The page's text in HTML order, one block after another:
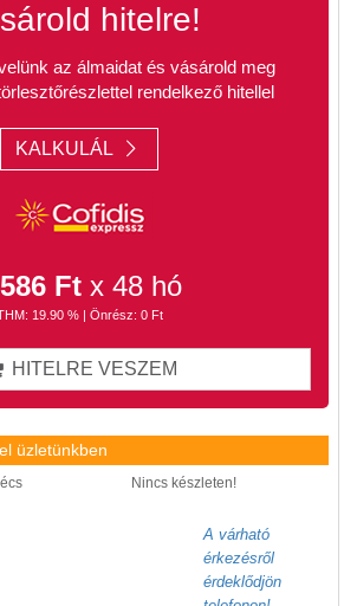
hitelre!
az álmaidat és vásárold meg
rendelkező hitellel
KALKULÁL
Ft x 48 hó
19.90 % | Önrész: 0 Ft
HITELRE VESZEM
üzletünkben
Nincs készleten!
A várható
érkezésről
érdeklődjön